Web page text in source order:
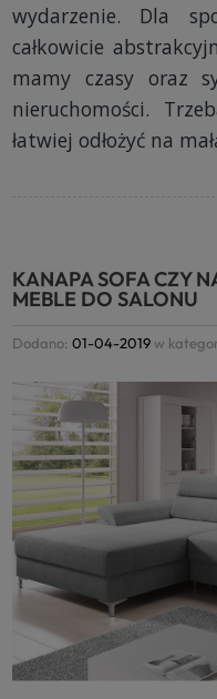
wydarzenie. Dla
całkowicie
mamy czasy oraz
nieruchomości.
łatwiej odłożyć na
KANAPA SOFA CZY
MEBLE DO SALONU
Dodano:01-04-2019w